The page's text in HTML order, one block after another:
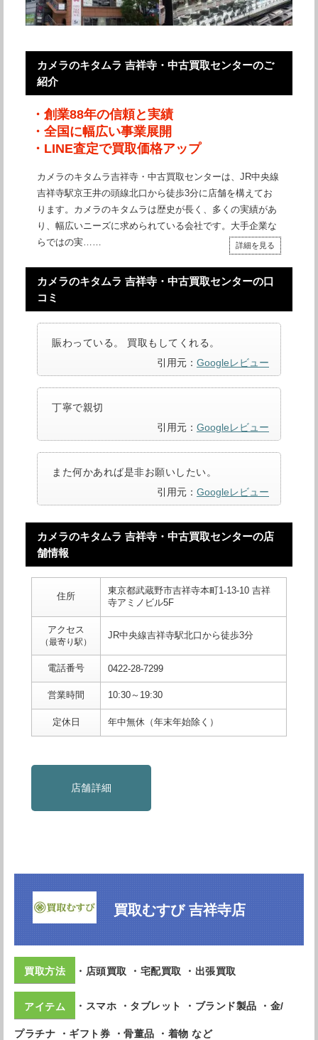
カメラのキタムラ 吉祥寺・中古買取センターのご
紹介
・創業88年の信頼と実績
・全国に幅広い事業展開
・LINE査定で買取価格アップ
カメラのキタムラ吉祥寺・中古買取センターは、JR中央線
吉祥寺駅京王井の頭線北口から徒歩3分に店舗を構えてお
ります。カメラのキタムラは歴史が長く、多くの実績があ
り、幅広いニーズに求められている会社です。大手企業な
らではの実……
詳細を見る
カメラのキタムラ 吉祥寺・中古買取センターの口
コミ
賑わっている。 買取もしてくれる。
引用元： Googleレビュー
丁寧で親切
引用元： Googleレビュー
また何かあれば是非お願いしたい。
引用元： Googleレビュー
カメラのキタムラ 吉祥寺・中古買取センターの店
舗情報
住所
東京都武蔵野市吉祥寺本町1-13-10 吉祥
寺アミノビル5F
アクセス
（最寄り駅）
JR中央線吉祥寺駅北口から徒歩3分
電話番号 0422-28-7299
営業時間 10:30～19:30
定休日 年中無休（年末年始除く）
店舗詳細
買取むすび 吉祥寺店
・店頭買取 ・宅配買取 ・出張買取
・スマホ ・タブレット ・ブランド製品 ・金/
プラチナ ・ギフト券 ・骨董品 ・着物 など